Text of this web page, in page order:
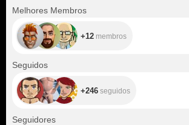
Melhores Membros
+12 membros
Seguidos
+246 seguidos
Seguidores